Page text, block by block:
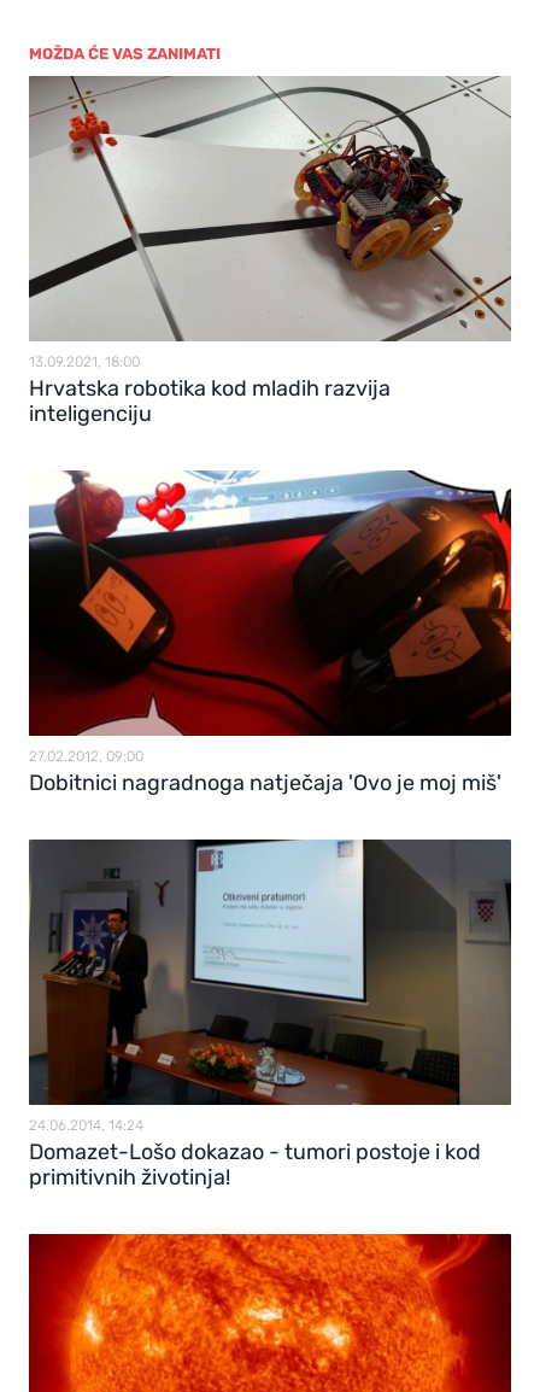
MOŽDA ĆE VAS ZANIMATI
13.09.2021, 18:00
Hrvatska robotika kod mladih razvija
inteligenciju
27.02.2012, 09:00
Dobitnici nagradnoga natječaja 'Ovo je moj miš'
24.06.2014, 14:24
Domazet-Lošo dokazao - tumori postoje i kod
primitivnih životinja!